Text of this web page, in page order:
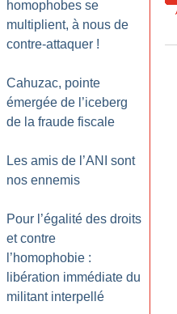
homophobes se
multiplient, à nous de
contre-attaquer !
Cahuzac, pointe
émergée de l’iceberg
de la fraude fiscale
Les amis de l’ANI sont
nos ennemis
Pour l’égalité des droits
et contre
l’homophobie :
libération immédiate du
militant interpellé